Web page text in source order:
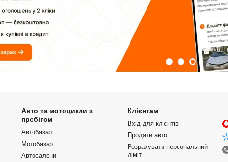
Авто та мотоцикли з
пробігом
Автобазар
Мотобазар
Автосалони
Клієнтам
Вхід для клієнтів
Продати авто
Розрахувати персональний
ліміт